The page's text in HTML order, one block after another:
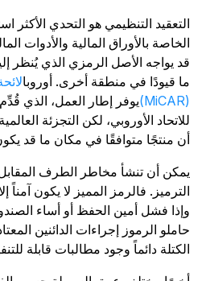
التنظيمي هو التحدي الأكثر
بالأوراق المالية والأدوات
يواجه الأصل الرمزي الذي يُنظر
قيودًا في منطقة أخرى. أوروبالائحة
الأوروبي، لكن التجزئة العالمية
منتجًا متوافقًا في مكان ما قد يكون
أن تنشأ مخاطر الطرف المقابل
فالرمز المميز لا يكون آمناً إلا
فشل أمين الحفظ أو أساء الصندوق
الرموز إجراءات الدائنين
دائماً وجود مطالبات قابلة